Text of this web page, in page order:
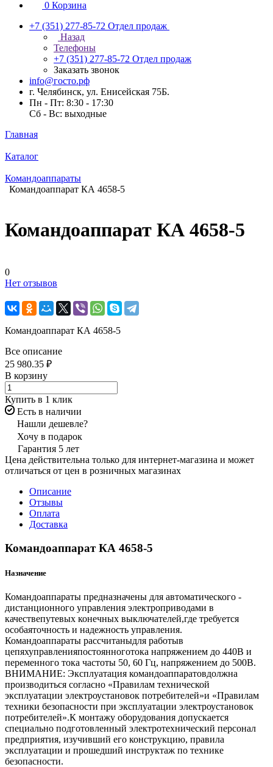
0 Корзина
+7 (351) 277-85-72 Отдел продаж
Назад
Телефоны
+7 (351) 277-85-72 Отдел продаж
Заказать звонок
info@госто.рф
г. Челябинск, ул. Енисейская 75Б.
Пн - Пт: 8:30 - 17:30
Сб - Вс: выходные
Главная
Каталог
Командоаппараты
Командоаппарат КА 4658-5
Командоаппарат КА 4658-5
0
Нет отзывов
Командоаппарат КА 4658-5
Все описание
25 980.35 ₽
В корзину
Купить в 1 клик
Есть в наличии
Нашли дешевле?
Хочу в подарок
Гарантия 5 лет
Цена действительна только для интернет-магазина и может
отличаться от цен в розничных магазинах
Описание
Отзывы
Оплата
Доставка
Командоаппарат КА 4658-5
Назначение
Командоаппараты предназначены для автоматического -
дистанционного управления электроприводами в
качествепутевых конечных выключателей,где требуется
особаяточность и надежность управления.
Командоаппараты рассчитаныдля работыв
цепяхуправленияпостоянноготока напряжением до 440В и
переменного тока частоты 50, 60 Гц, напряжением до 500В.
ВНИМАНИЕ: Эксплуатация командоаппаратовдолжна
производиться согласно «Правилам технической
эксплуатации электроустановок потребителей»и «Правилам
техники безопасности при эксплуатации электроустановок
потребителей».К монтажу оборудования допускается
специально подготовленный электротехнический персонал
предприятия, изучивший его конструкцию, правила
эксплуатации и прошедший инструктаж по технике
безопасности.